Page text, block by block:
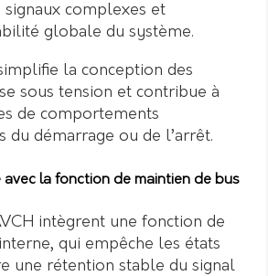
signaux complexes et
globale du système.
la conception des
sous tension et contribue à
de comportements
du démarrage ou de l’arrêt.
la fonction de maintien de bus
intègrent une fonction de
qui empêche les états
une rétention stable du signal